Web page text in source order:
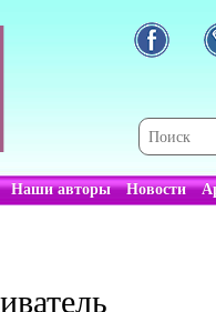
Наши авторы Новости